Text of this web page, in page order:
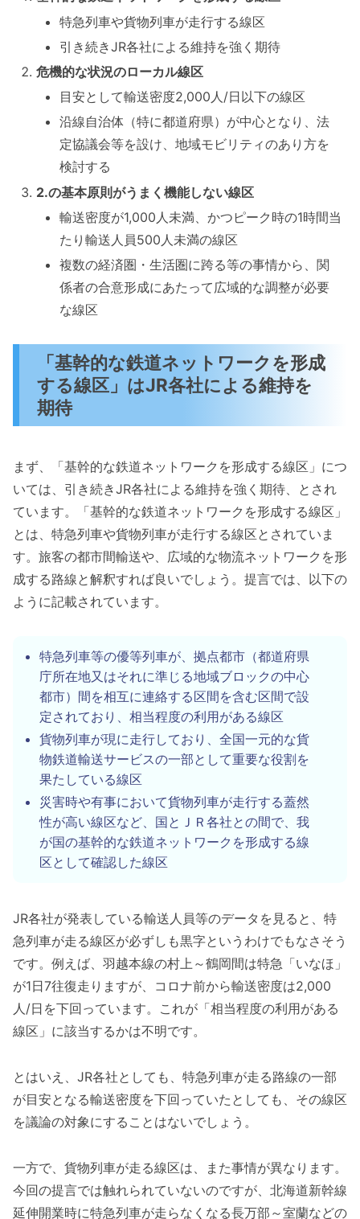
特急列車や貨物列車が走行する線区
引き続きJR各社による維持を強く期待
危機的な状況のローカル線区
目安として輸送密度2,000人/日以下の線区
沿線自治体（特に都道府県）が中心となり、法
定協議会等を設け、地域モビリティのあり方を
検討する
2.の基本原則がうまく機能しない線区
輸送密度が1,000人未満、かつピーク時の1時間当
たり輸送人員500人未満の線区
複数の経済圏・生活圏に跨る等の事情から、関
係者の合意形成にあたって広域的な調整が必要
な線区
「基幹的な鉄道ネットワークを形成
する線区」はJR各社による維持を
期待
まず、「基幹的な鉄道ネットワークを形成する線区」につ
いては、引き続きJR各社による維持を強く期待、とされ
ています。「基幹的な鉄道ネットワークを形成する線区」
とは、特急列車や貨物列車が走行する線区とされていま
す。旅客の都市間輸送や、広域的な物流ネットワークを形
成する路線と解釈すれば良いでしょう。提言では、以下の
ように記載されています。
特急列車等の優等列車が、拠点都市（都道府県
庁所在地又はそれに準じる地域ブロックの中心
都市）間を相互に連絡する区間を含む区間で設
定されており、相当程度の利用がある線区
貨物列車が現に走行しており、全国一元的な貨
物鉄道輸送サービスの一部として重要な役割を
果たしている線区
災害時や有事において貨物列車が走行する蓋然
性が高い線区など、国とＪＲ各社との間で、我
が国の基幹的な鉄道ネットワークを形成する線
区として確認した線区
JR各社が発表している輸送人員等のデータを見ると、特
急列車が走る線区が必ずしも黒字というわけでもなさそう
です。例えば、羽越本線の村上～鶴岡間は特急「いなほ」
が1日7往復走りますが、コロナ前から輸送密度は2,000
人/日を下回っています。これが「相当程度の利用がある
線区」に該当するかは不明です。
とはいえ、JR各社としても、特急列車が走る路線の一部
が目安となる輸送密度を下回っていたとしても、その線区
を議論の対象にすることはないでしょう。
一方で、貨物列車が走る線区は、また事情が異なります。
今回の提言では触れられていないのですが、北海道新幹線
延伸開業時に特急列車が走らなくなる長万部～室蘭などの